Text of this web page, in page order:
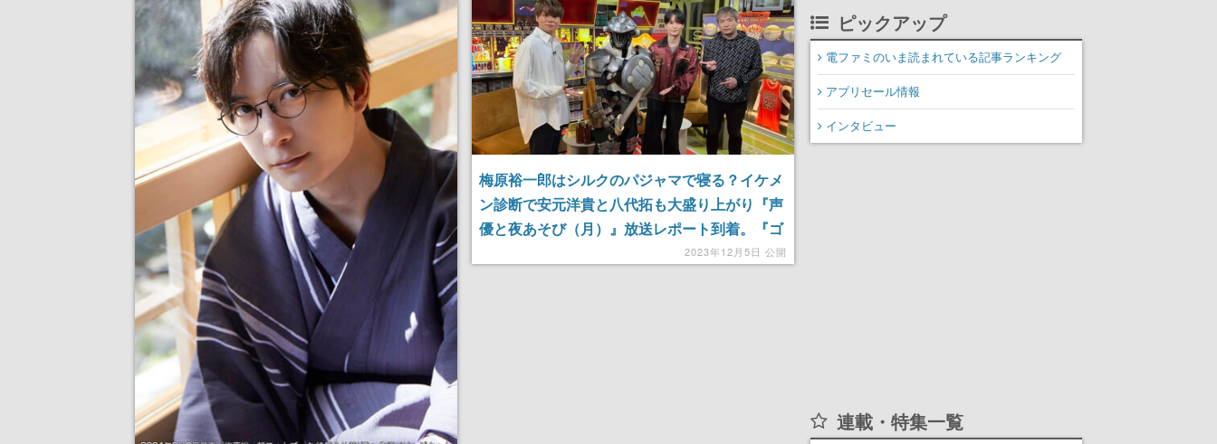
梅原裕一郎はシルクのパジャマで寝る？イケメ
ン診断で安元洋貴と八代拓も大盛り上がり『声
優と夜あそび（月）』放送レポート到着。『ゴ
ブリンスレイヤーⅡ』コラボ企画も2023年12月5日 公開
ピックアップ
電ファミのいま読まれている記事ランキング
アプリセール情報
インタビュー
連載・特集一覧